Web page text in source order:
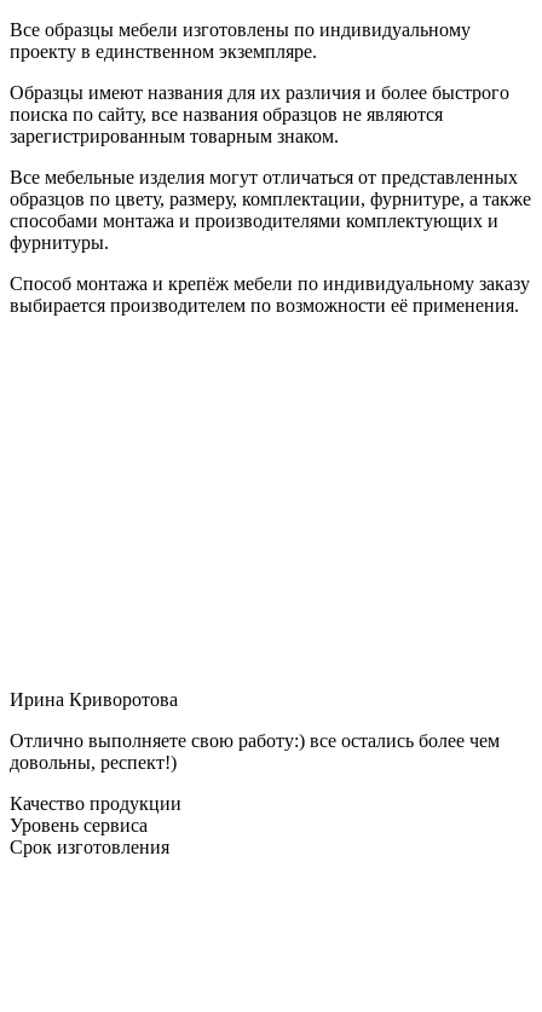
Все образцы мебели изготовлены по индивидуальному
проекту в единственном экземпляре.
Образцы имеют названия для их различия и более быстрого
поиска по сайту, все названия образцов не являются
зарегистрированным товарным знаком.
Все мебельные изделия могут отличаться от представленных
образцов по цвету, размеру, комплектации, фурнитуре, а также
способами монтажа и производителями комплектующих и
фурнитуры.
Способ монтажа и крепёж мебели по индивидуальному заказу
выбирается производителем по возможности её применения.
Ирина Криворотова
Отлично выполняете свою работу:) все остались более чем
довольны, респект!)
Качество продукции
Уровень сервиса
Срок изготовления